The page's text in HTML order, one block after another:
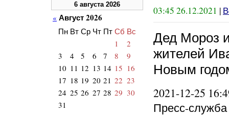
03:45 26.12.2021 |
Дед Мороз
жителей
Новым
2021-12-25
Пресс-
6 августа 2026
« Август 2026
Пн Вт Ср Чт Пт Сб Вс
1
2
3
4 5 6 7 8
9
10 11 12 13 14 15 16
17 18 19 20 21 22 23
24 25 26 27 28 29 30
31